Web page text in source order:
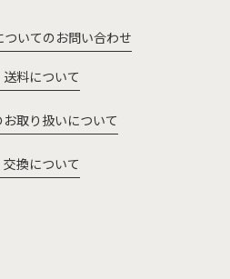
ついてのお問い合わせ
料について
お取り扱いについて
換について